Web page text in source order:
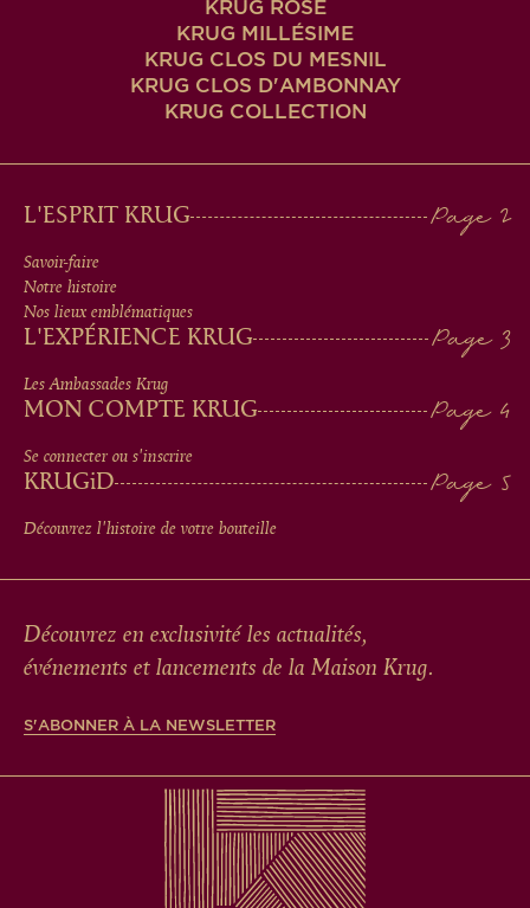
KRUG ROSÉ
KRUG MILLÉSIME
KRUG CLOS DU MESNIL
KRUG CLOS D'AMBONNAY
KRUG COLLECTION
MAIN
MEN
IN
FOOTER
L'ESPRIT KRUG
Savoir-faire
Notre histoire
Nos lieux emblématiques
L'EXPÉRIENCE KRUG
Les Ambassades Krug
MON COMPTE KRUG
Se connecter ou s'inscrire
KRUGiD
Découvrez l'histoire de votre bouteille
Découvrez en exclusivité les actualités,
événements et lancements de la Maison Krug.
S'ABONNER À LA NEWSLETTER